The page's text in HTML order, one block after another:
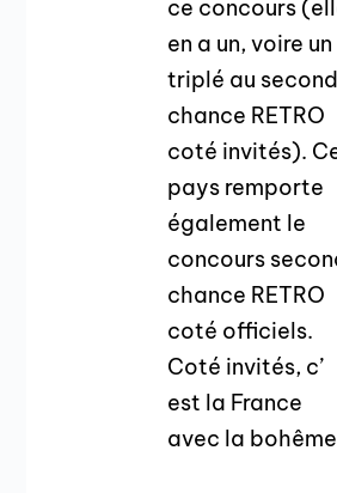
ce concours
en a un, voire un
triplé au second
chance RETRO
coté invités).
pays remporte
également le
concours
chance RETRO
coté officiels.
Coté invités, c’
est la France
avec la